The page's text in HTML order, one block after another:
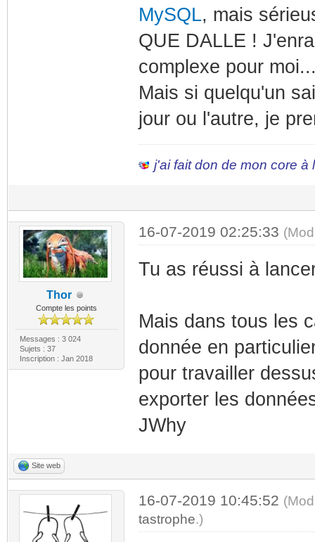
MySQL, mais
QUE DALLE !
complexe pour
Mais si quelqu'un
jour ou l'autre, je
j'ai fait don de mon core à
Thor
Compte les points
Messages : 3 024
Sujets : 37
Inscription : Jan 2018
16-07-2019 02:25:33
Tu as réussi à
Mais dans tous les
donnée en
pour travailler
exporter les
JWhy
Site web
16-07-2019 10:45:52
tastrophe.)